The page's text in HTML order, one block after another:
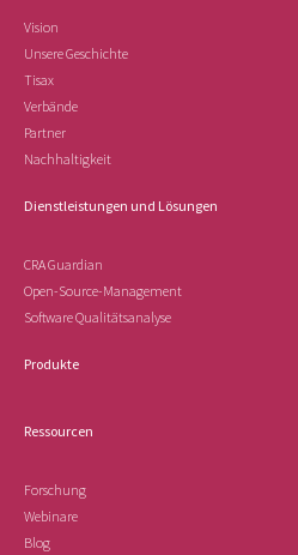
Vision
Unsere Geschichte
Tisax
Verbände
Partner
Nachhaltigkeit
Dienstleistungen und Lösungen
CRA Guardian
Open-Source-Management
Software Qualitätsanalyse
Produkte
Ressourcen
Forschung
Webinare
Blog